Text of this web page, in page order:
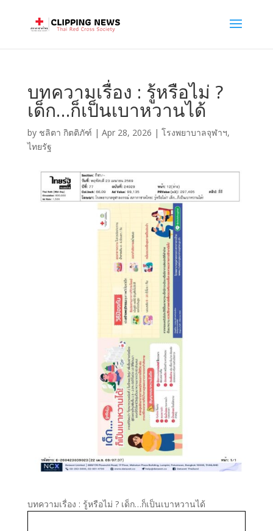
บทความเรื่อง : รู้หรือไม่ ?
เด็ก…ก็เป็นเบาหวานได้
by ชลิตา กิตติภัฑ์ | Apr 28, 2026 | โรงพยาบาลจุฬาฯ,
ไทยรัฐ
บทความเรื่อง : รู้หรือไม่ ? เด็ก…ก็เป็นเบาหวานได้